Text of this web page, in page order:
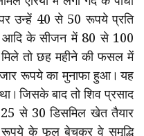
उन्हें 40 से 50 रूपये प्रति
आदि के सीजन में 80 से 100
तो छह महीने की फसल में
रूपये का मुनाफा हुआ। यह
जिसके बाद तो शिव प्रसाद
से 30 डिसमिल खेत तैयार